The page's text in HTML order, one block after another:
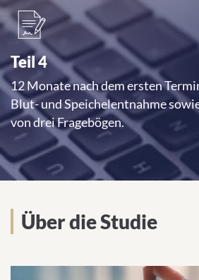
Teil 4
12 Monate nach dem ersten
Blut- und Speichelentnahme
von drei Fragebögen.
Über die Studie